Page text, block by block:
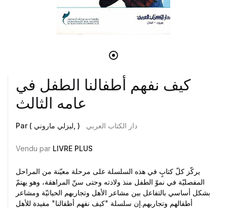
كيف نفهم أطفالنا الطفل في
عامه الثالث
Par ( ليزلي ماروني, ) دار الكتاب العربي
Vendu par LIVRE PLUS
يركّز كلّ كتابٍ في هذه السلسلة على مرحلة معيّنة من المراحل
المفصليّة في نموّ الطفل منذ ولادته وحتى سنّ المراهقة، وهو يهتمّ
بشكل أساسي بالتفاعل بين مشاعر الأهل وتجاربهم الحياتيّة ومشاعر
أطفالهم وتجاربهم.إن سلسلة "كيف نفهم أطفالنا" مفيدة للأهل